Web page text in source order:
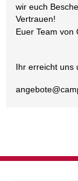
wir euch
Vertrauen!
Euer Team von
Ihr erreicht uns
angebote@